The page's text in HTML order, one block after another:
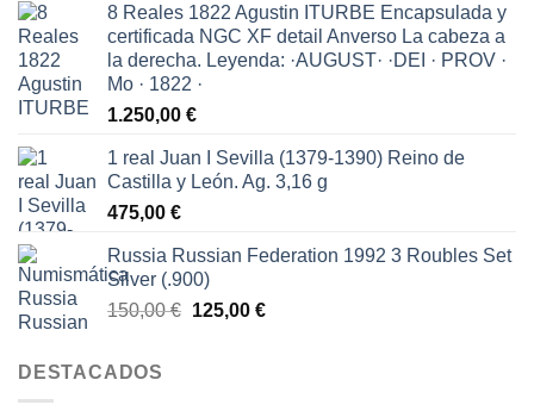
original
era:
150,00 €.
actual
es:
65,00 €.
8 Reales 1822 Agustin ITURBE Encapsulada y
certificada NGC XF detail Anverso La cabeza a
la derecha. Leyenda: ·AUGUST· ·DEI · PROV ·
Mo · 1822 ·
1.250,00 €
1 real Juan I Sevilla (1379-1390) Reino de
Castilla y León. Ag. 3,16 g
475,00 €
Russia Russian Federation 1992 3 Roubles Set
Silver (.900)
150,00€ El
125,00 €El
DESTACADOS